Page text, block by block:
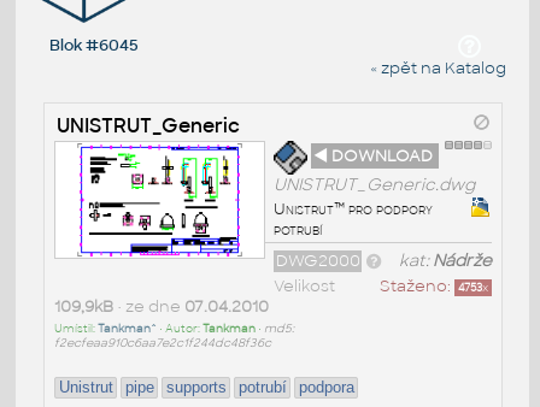
Blok #6045
« zpět na Katalog
UNISTRUT_Generic
◄ DOWNLOAD
UNISTRUT_Generic.dwg
Unistrut™ pro podpory
potrubí
kat:Nádrže
DWG2000
Staženo: 4753x
Velikost
109,9kB• ze dne 07.04.2010
Umístil:Tankman^ • Autor:Tankman• md5:
f2ecfeaa910c6aa7e2c1f244dc48f36c
Unistrut pipe supports potrubí podpora